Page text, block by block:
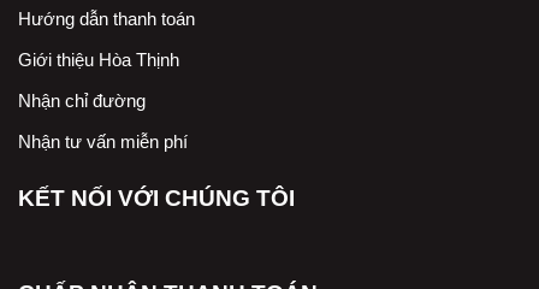
Hướng dẫn thanh toán
Giới thiệu Hòa Thịnh
Nhận chỉ đường
Nhận tư vấn miễn phí
KẾT NỐI VỚI CHÚNG TÔI